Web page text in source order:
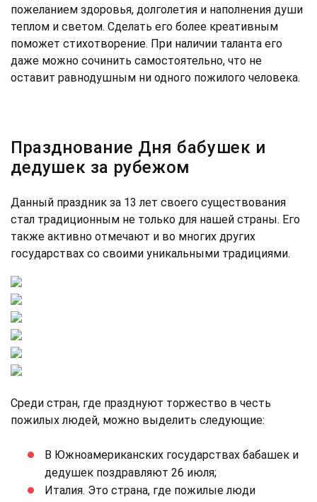
пожеланием здоровья, долголетия и наполнения души
теплом и светом. Сделать его более креативным
поможет стихотворение. При наличии таланта его
даже можно сочинить самостоятельно, что не
оставит равнодушным ни одного пожилого человека.
Празднование Дня бабушек и
дедушек за рубежом
Данный праздник за 13 лет своего существования
стал традиционным не только для нашей страны. Его
также активно отмечают и во многих других
государствах со своими уникальными традициями.
Среди стран, где празднуют торжество в честь
пожилых людей, можно выделить следующие:
В Южноамериканских государствах бабашек и
дедушек поздравляют 26 июля;
Италия. Это страна, где пожилые люди